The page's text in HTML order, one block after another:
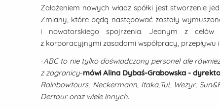
Założeniem nowych władz spółki jest stworzenie
Zmiany, które będą następować zostały
i nowatorskiego spojrzenia. Jednym z celów
z korporacyjnymi zasadami współpracy,
-ABC to nie tylko doświadczony personel ale
z zagranicy-mówi Alina Dybaś-Grabowska -
Rainbowtours, Neckermann, Itaka,Tui, Wezyr,
Dertour oraz wiele innych.